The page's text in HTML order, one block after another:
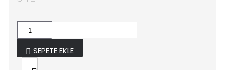
SEPETE EKLE